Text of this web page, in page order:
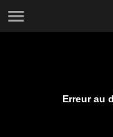
Erreur au